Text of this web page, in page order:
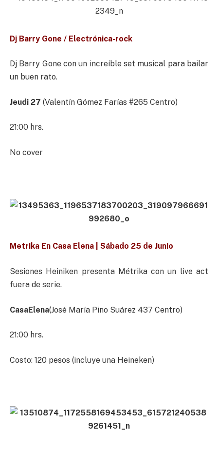
Dj Barry Gone / Electrónica-rock
Dj Barry Gone con un increíble set musical para bailar
un buen rato.
Jeudi 27 (Valentín Gómez Farías #265 Centro)
21:00 hrs.
No cover
Metrika En Casa Elena | Sábado 25 de Junio
Sesiones Heiniken presenta Métrika con un live act
fuera de serie.
CasaElena(José María Pino Suárez 437 Centro)
21:00 hrs.
Costo: 120 pesos (incluye una Heineken)